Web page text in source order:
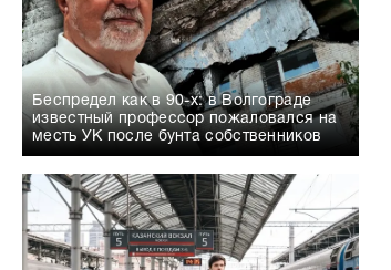
Беспредел как в 90-х: в Волгограде
известный профессор пожаловался на
месть УК после бунта собственников